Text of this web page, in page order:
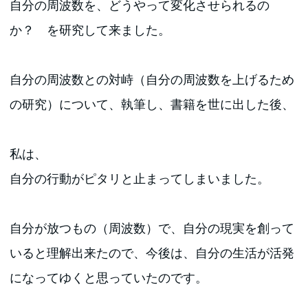
自分の周波数を、どうやって変化させられるの
か？ を研究して来ました。
自分の周波数との対峙（自分の周波数を上げるため
の研究）について、執筆し、書籍を世に出した後、
私は、
自分の行動がピタリと止まってしまいました。
自分が放つもの（周波数）で、自分の現実を創って
いると理解出来たので、今後は、自分の生活が活発
になってゆくと思っていたのです。